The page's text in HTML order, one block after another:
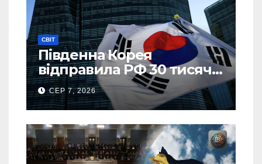
СВІТ
Південна Корея
відправила РФ 30 тисяч
тонн авіапалива
СЕР 7, 2026